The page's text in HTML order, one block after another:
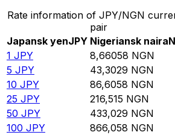
Rate information of JPY/NGN
pair
Japansk yenJPY Nigeriansk naira
1 JPY 8,66058 NGN
5 JPY 43,3029 NGN
10 JPY 86,6058 NGN
25 JPY 216,515 NGN
50 JPY 433,029 NGN
100 JPY 866,058 NGN